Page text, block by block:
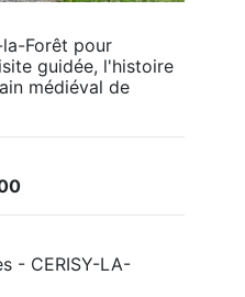
Forêt pour
guidée, l'histoire
médiéval de
- CERISY-LA-